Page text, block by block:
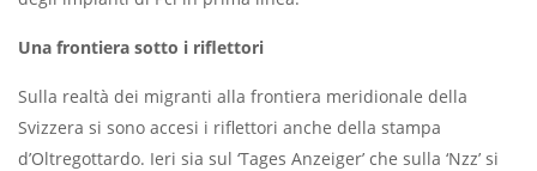
Una frontiera sotto i riﬂettori
Sulla realtà dei migranti alla frontiera meridionale della
Svizzera si sono accesi i riﬂettori anche della stampa
d’Oltregottardo. Ieri sia sul ‘Tages Anzeiger’ che sulla ‘Nzz’ si